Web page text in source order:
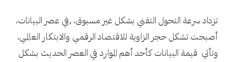
تزداد سرعة التحول التقني بشكل غير مسبوق، ,في عصر البيانات،
أصبحت تشكل حجر الزاوية للاقتصاد الرقمي والابتكار العالمي،
وتأتي قيمة البيانات كأحد أهم الموارد في العصر الحديث بشكل